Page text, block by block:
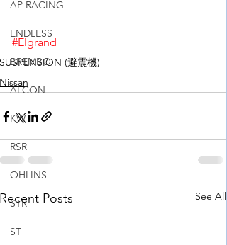
AP RACING
ENDLESS
BREMBO
ALCON
KW
RSR
OHLINS
STR
ST
#Elgrand
SUSPENSION (避震機)
Nissan
Recent Posts See All